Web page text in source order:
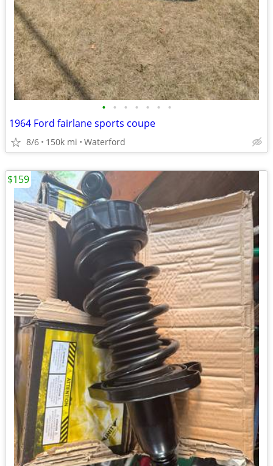
• • • • • • •
1964 Ford fairlane sports coupe
8/6 150k mi Waterford
$159